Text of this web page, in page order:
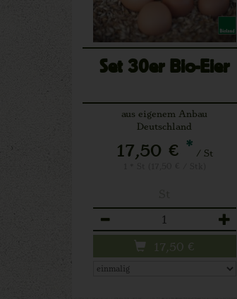
Set 30er Bio-Eier
aus eigenem Anbau
Deutschland
17,50 € * / St
Anzahl
17,50 €